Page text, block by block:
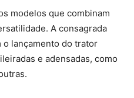
modelos que combinam
A consagrada
lançamento do trator
e adensadas, como